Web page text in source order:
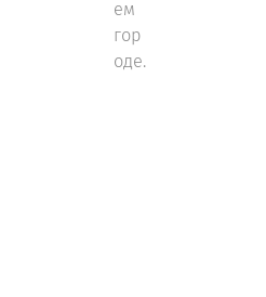
ем
гор
оде.